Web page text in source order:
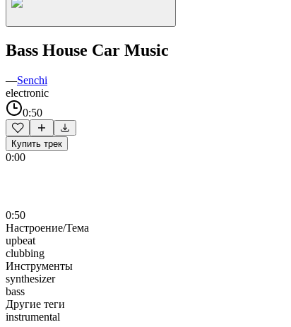
Bass House Car Music
—Senchi
electronic
0:50
Купить трек
0:00
0:50
Настроение/Тема
upbeat
clubbing
Инструменты
synthesizer
bass
Другие теги
instrumental